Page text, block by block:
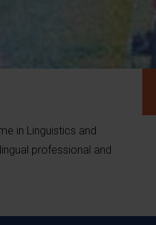
in Linguistics and
professional and